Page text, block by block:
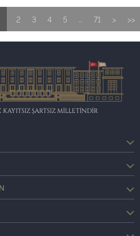
2 3 4 5 … 71 > >>
KAYITSIZ ŞARTSIZ MİLLETİNDİR